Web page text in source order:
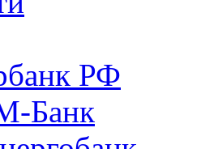
РФ
Банк